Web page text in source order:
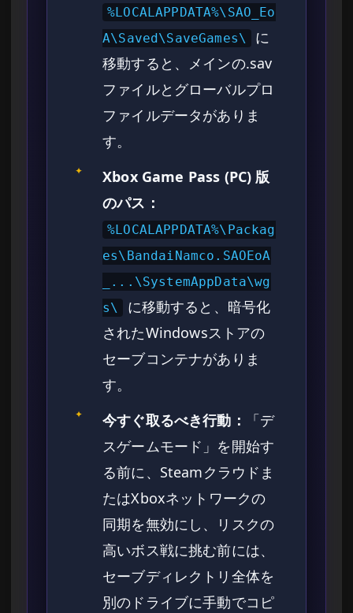
%LOCALAPPDATA%\SAO_Eo
A\Saved\SaveGames\
に
移動すると、メインの.sav
ファイルとグローバルプロ
ファイルデータがありま
す。
✦
Xbox Game Pass (PC) 版
のパス：
%LOCALAPPDATA%\Packag
es\BandaiNamco.SAOEoA
_...\SystemAppData\wg
s\
に移動すると、暗号化
されたWindowsストアの
セーブコンテナがありま
す。
✦ 今すぐ取るべき行動：
「デ
スゲームモード」を開始す
る前に、Steamクラウドま
たはXboxネットワークの
同期を無効にし、リスクの
高いボス戦に挑む前には、
セーブディレクトリ全体を
別のドライブに手動でコピ